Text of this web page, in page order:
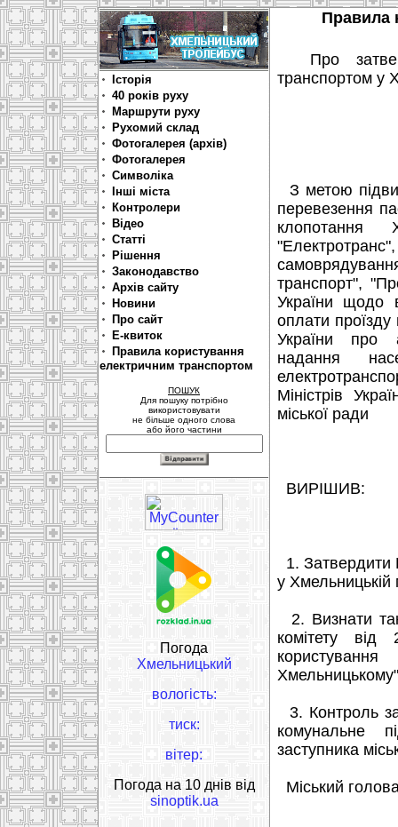
Історія
40 років руху
Маршрути руху
Рухомий склад
Фотогалерея (архів)
Фотогалерея
Символіка
Інші міста
Контролери
Відео
Статті
Рішення
Законодавство
Архів сайту
Новини
Про сайт
Е-квиток
Правила користування
електричним транспортом
ПОШУК
Для пошуку потрібно
використовувати
не більше одного слова
або його частини
Погода
Хмельницький
вологість:
тиск:
вітер:
Погода на 10 днів від
sinoptik.ua
Правила
Про
транспортом у
З метою
перевезення
клопотання
транспорт",
України щодо
оплати
України про
надання
Міністрів
міської ради
ВИРІШИВ:
1. Затвердити
у Хмельницькій
2. Визнати
комітету
3. Контроль
комунальне
заступника
Міський